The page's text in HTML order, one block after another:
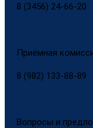
8 (3456) 24-66-20
Приёмная
8 (982) 133-88-89
Вопросы и